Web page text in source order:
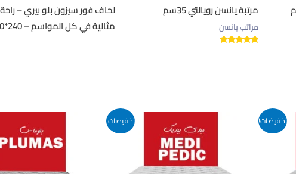
مرتبة يانسن رويالتي 35سم
مراتب يانسن
لحاف فور سيزون بلو بيري – راحة
مثالية في كل المواسم – 240*220
تخفيضات! تخفيضات!